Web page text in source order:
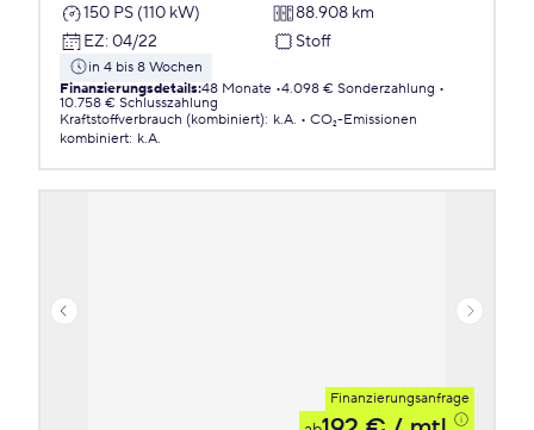
150 PS (110 kW)
88.908 km
EZ: 04/22 Stoff
in 4 bis 8 Wochen
Finanzierungsdetails:48 Monate 4.098 € Sonderzahlung
10.758 € Schlusszahlung
Kraftstoffverbrauch (kombiniert): k.A.
CO₂-Emissionen
kombiniert: k.A.
Finanzierungsanfrage